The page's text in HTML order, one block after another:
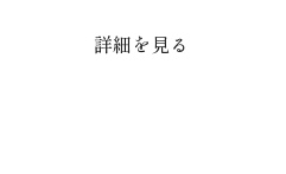
詳細を見る